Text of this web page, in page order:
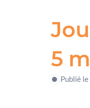
5
Publié